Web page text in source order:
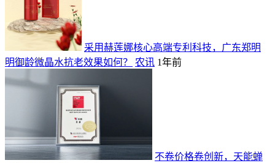
采用赫莲娜核心高端专利科技，广东郑明
明御龄微晶水抗老效果如何？
农讯 1年前
不卷价格卷创新，天能蝉